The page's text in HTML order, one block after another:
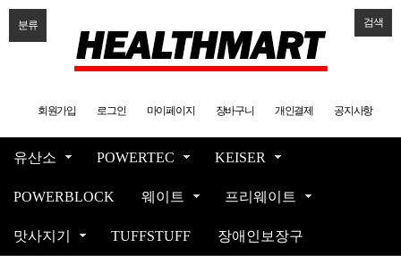
분류 검색
회원가입 로그인 마이페이지 장바구니 개인결제 공지사항
유산소 POWERTEC KEISER
POWERBLOCK 웨이트 프리웨이트
맛사지기 TUFFSTUFF 장애인보장구